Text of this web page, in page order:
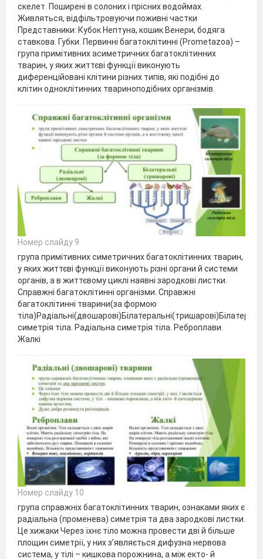
скелет. Поширені в солоних і прісних водоймах.
Живляться, відфільтровуючи поживні частки
Представники: Кубок Нептуна, кошик Венери, бодяга
ставкова. Губки. Первинні багатоклітинні (Prometazoa) –
група примітивних асиметричних багатоклітинних
тварин, у яких життєві функції виконують
диференційовані клітини різних типів, які подібні до
клітин одноклітинних твариноподібних організмів.
Номер слайду 9
група примітивних симетричних багатоклітинних тварин,
у яких життєві функції виконують різні органи й системи
органів, а в життєвому циклі наявні зародкові листки.
Справжні багатоклітинні організми. Справжні
багатоклітинні тварини(за формою
симетрія тіла. Радіальна симетрія тіла. Реброплави.
Жалкі
Номер слайду 10
група справжніх багатоклітинних тварин, ознаками яких є
радіальна (променева) симетрія та два зародкові листки.
Це хижаки Через їхнє тіло можна провести дві й більше
площин симетрії, у них з’являється дифузна нервова
система, у тілі – кишкова порожнина, а між екто- й